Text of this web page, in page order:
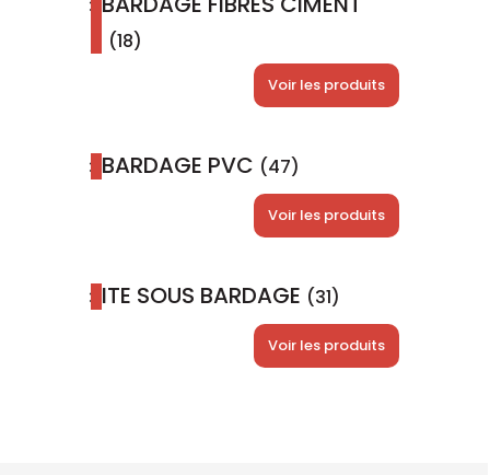
(18)
Voir les produits
BARDAGE PVC (47)
Voir les produits
ITE SOUS BARDAGE (31)
Voir les produits